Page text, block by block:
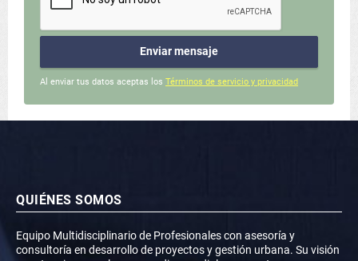
Enviar mensaje
Al enviar tus datos aceptas los Términos de servicio y privacidad
QUIÉNES SOMOS
Equipo Multidisciplinario de Profesionales con asesoría y
consultoría en desarrollo de proyectos y gestión urbana. Su visión